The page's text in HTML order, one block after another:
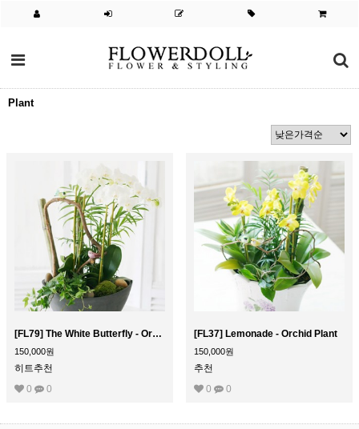
Plant
[FL79] The White Butterfly - Orchid Plant
150,000원
히트추천
0
0
[FL37] Lemonade - Orchid Plant
150,000원
추천
0
0